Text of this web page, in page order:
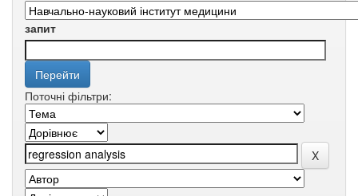
запит
Поточні фільтри: